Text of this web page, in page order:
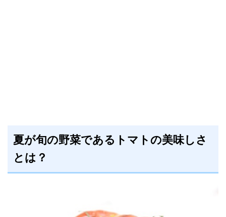
夏が旬の野菜であるトマトの美味しさ
とは？